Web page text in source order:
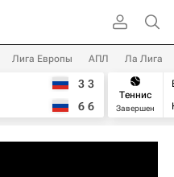
Лига Европы АПЛ Ла Лига
3 3
6 6
Теннис
Завершен